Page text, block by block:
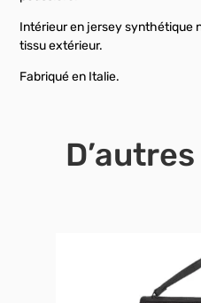
Intérieur en jersey synthétique
tissu extérieur.
Fabriqué en Italie.